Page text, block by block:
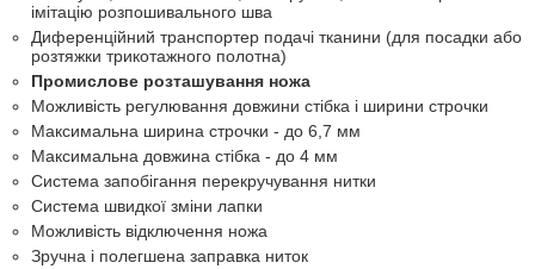
імітацію розпошивального шва
Диференційний транспортер подачі тканини (для посадки або
розтяжки трикотажного полотна)
Промислове розташування ножа
Можливість регулювання довжини стібка і ширини строчки
Максимальна ширина строчки - до 6,7 мм
Максимальна довжина стібка - до 4 мм
Система запобігання перекручування нитки
Система швидкої зміни лапки
Можливість відключення ножа
Зручна і полегшена заправка ниток